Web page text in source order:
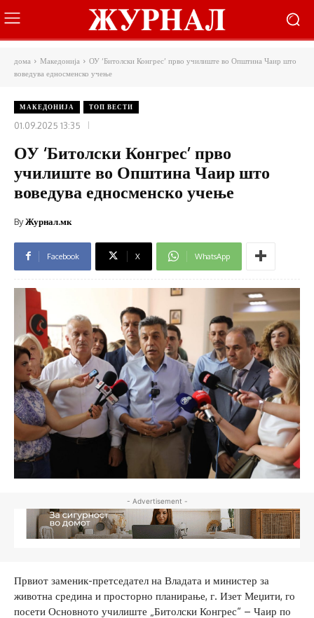
дома Македонија
ОУ ‘Битолски Конгрес’ прво училиште во Општина Чаир што
воведува едносменско учење
МАКЕДОНИЈА ТОП ВЕСТИ
01.09.2025 13:35
ОУ ‘Битолски Конгрес’ прво
училиште во Општина Чаир што
воведува едносменско учење
ByЖурнал.мк
Facebook X WhatsApp
- Advertisement -
Првиот заменик-претседател на Владата и министер за
животна средина и просторно планирање, г. Изет Меџити, го
посети Основното училиште „Битолски Конгрес“ – Чаир по